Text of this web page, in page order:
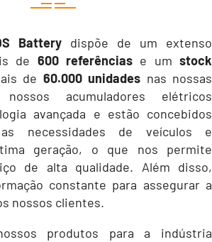
Battery dispõe de um extenso
de 600 referênciase um stock
de 60.000 unidades nas nossas
acumuladores elétricos
avançada e estão concebidos
necessidades de veículos e
geração, o que nos permite
de alta qualidade. Além disso,
constante para assegurar a
nossos clientes.
produtos para a indústria